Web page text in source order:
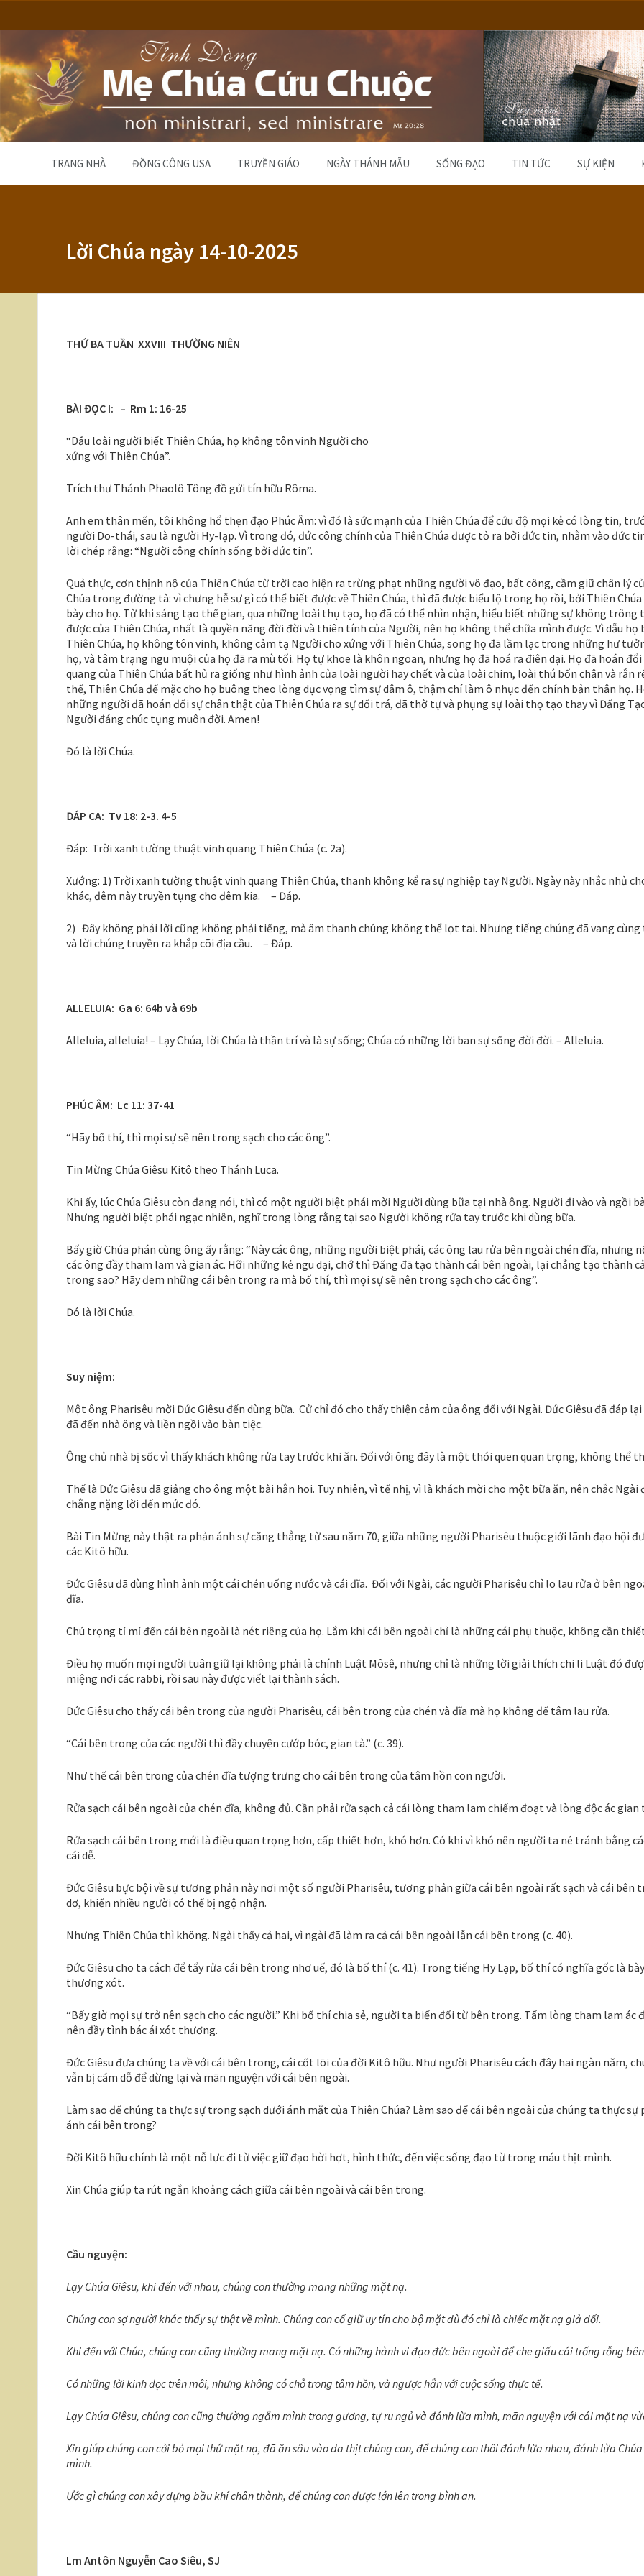
TRANG NHÀ ĐỒNG CÔNG USA TRUYỀN GIÁO NGÀY THÁNH MẪU SỐNG ĐẠO TIN TỨC SỰ KIỆN
Lời Chúa ngày 14-10-2025
THỨ BA TUẦN XXVIII THƯỜNG NIÊN
BÀI ĐỌC I: – Rm 1: 16-25
“Dẫu loài người biết Thiên Chúa, họ không tôn vinh Người cho
xứng với Thiên Chúa”.
Trích thư Thánh Phaolô Tông đồ gửi tín hữu Rôma.
Anh em thân mến, tôi không hổ thẹn đạo Phúc Âm: vì đó là sức mạnh của Thiên Chúa để cứu độ mọi kẻ có lòng tin,
người Do-thái, sau là người Hy-lạp. Vì trong đó, đức công chính của Thiên Chúa được tỏ ra bởi đức tin, nhằm vào đức
lời chép rằng: “Người công chính sống bởi đức tin”.
Quả thực, cơn thịnh nộ của Thiên Chúa từ trời cao hiện ra trừng phạt những người vô đạo, bất công, cầm giữ chân lý
Chúa trong đường tà: vì chưng hễ sự gì có thể biết được về Thiên Chúa, thì đã được biểu lộ trong họ rồi, bởi Thiên
bày cho họ. Từ khi sáng tạo thế gian, qua những loài thụ tạo, họ đã có thể nhìn nhận, hiểu biết những sự không trông
được của Thiên Chúa, nhất là quyền năng đời đời và thiên tính của Người, nên họ không thể chữa mình được. Vì dẫu họ
Thiên Chúa, họ không tôn vinh, không cảm tạ Người cho xứng với Thiên Chúa, song họ đã lầm lạc trong những hư
họ, và tâm trạng ngu muội của họ đã ra mù tối. Họ tự khoe là khôn ngoan, nhưng họ đã hoá ra điên dại. Họ đã hoán đổi
quang của Thiên Chúa bất hủ ra giống như hình ảnh của loài người hay chết và của loài chim, loài thú bốn chân và rắn
thế, Thiên Chúa để mặc cho họ buông theo lòng dục vọng tìm sự dâm ô, thậm chí làm ô nhục đến chính bản thân họ.
những người đã hoán đổi sự chân thật của Thiên Chúa ra sự dối trá, đã thờ tự và phụng sự loài thọ tạo thay vì Đấng
Người đáng chúc tụng muôn đời. Amen!
Đó là lời Chúa.
ĐÁP CA: Tv 18: 2-3. 4-5
Đáp: Trời xanh tường thuật vinh quang Thiên Chúa (c. 2a).
Xướng: 1) Trời xanh tường thuật vinh quang Thiên Chúa, thanh không kể ra sự nghiệp tay Người. Ngày này nhắc nhủ
khác, đêm này truyền tụng cho đêm kia. – Đáp.
2) Đây không phải lời cũng không phải tiếng, mà âm thanh chúng không thể lọt tai. Nhưng tiếng chúng đã vang
và lời chúng truyền ra khắp cõi địa cầu. – Đáp.
ALLELUIA: Ga 6: 64b và 69b
Alleluia, alleluia! – Lạy Chúa, lời Chúa là thần trí và là sự sống; Chúa có những lời ban sự sống đời đời. – Alleluia.
PHÚC ÂM: Lc 11: 37-41
“Hãy bố thí, thì mọi sự sẽ nên trong sạch cho các ông”.
Tin Mừng Chúa Giêsu Kitô theo Thánh Luca.
Khi ấy, lúc Chúa Giêsu còn đang nói, thì có một người biệt phái mời Người dùng bữa tại nhà ông. Người đi vào và ngồi
Nhưng người biệt phái ngạc nhiên, nghĩ trong lòng rằng tại sao Người không rửa tay trước khi dùng bữa.
Bấy giờ Chúa phán cùng ông ấy rằng: “Này các ông, những người biệt phái, các ông lau rửa bên ngoài chén đĩa, nhưng
các ông đầy tham lam và gian ác. Hỡi những kẻ ngu dại, chớ thì Đấng đã tạo thành cái bên ngoài, lại chẳng tạo thành
trong sao? Hãy đem những cái bên trong ra mà bố thí, thì mọi sự sẽ nên trong sạch cho các ông”.
Đó là lời Chúa.
Suy niệm:
Một ông Pharisêu mời Đức Giêsu đến dùng bữa. Cử chỉ đó cho thấy thiện cảm của ông đối với Ngài. Đức Giêsu đã đáp
đã đến nhà ông và liền ngồi vào bàn tiệc.
Ông chủ nhà bị sốc vì thấy khách không rửa tay trước khi ăn. Đối với ông đây là một thói quen quan trọng, không thể
Thế là Đức Giêsu đã giảng cho ông một bài hẳn hoi. Tuy nhiên, vì tế nhị, vì là khách mời cho một bữa ăn, nên chắc Ngài
chẳng nặng lời đến mức đó.
Bài Tin Mừng này thật ra phản ánh sự căng thẳng từ sau năm 70, giữa những người Pharisêu thuộc giới lãnh đạo hội
các Kitô hữu.
Đức Giêsu đã dùng hình ảnh một cái chén uống nước và cái đĩa. Đối với Ngài, các người Pharisêu chỉ lo lau rửa ở bên
đĩa.
Chú trọng tỉ mỉ đến cái bên ngoài là nét riêng của họ. Lắm khi cái bên ngoài chỉ là những cái phụ thuộc, không cần
Điều họ muốn mọi người tuân giữ lại không phải là chính Luật Môsê, nhưng chỉ là những lời giải thích chi li Luật đó
miệng nơi các rabbi, rồi sau này được viết lại thành sách.
Đức Giêsu cho thấy cái bên trong của người Pharisêu, cái bên trong của chén và đĩa mà họ không để tâm lau rửa.
“Cái bên trong của các người thì đầy chuyện cướp bóc, gian tà.” (c. 39).
Như thế cái bên trong của chén đĩa tượng trưng cho cái bên trong của tâm hồn con người.
Rửa sạch cái bên ngoài của chén đĩa, không đủ. Cần phải rửa sạch cả cái lòng tham lam chiếm đoạt và lòng độc ác gian
Rửa sạch cái bên trong mới là điều quan trọng hơn, cấp thiết hơn, khó hơn. Có khi vì khó nên người ta né tránh bằng
cái dễ.
Đức Giêsu bực bội về sự tương phản này nơi một số người Pharisêu, tương phản giữa cái bên ngoài rất sạch và cái bên
dơ, khiến nhiều người có thể bị ngộ nhận.
Nhưng Thiên Chúa thì không. Ngài thấy cả hai, vì ngài đã làm ra cả cái bên ngoài lẫn cái bên trong (c. 40).
Đức Giêsu cho ta cách để tẩy rửa cái bên trong nhơ uế, đó là bố thí (c. 41). Trong tiếng Hy Lạp, bố thí có nghĩa gốc là
thương xót.
“Bấy giờ mọi sự trở nên sạch cho các người.” Khi bố thí chia sẻ, người ta biến đổi từ bên trong. Tấm lòng tham lam ác
nên đầy tình bác ái xót thương.
Đức Giêsu đưa chúng ta về với cái bên trong, cái cốt lõi của đời Kitô hữu. Như người Pharisêu cách đây hai ngàn năm,
vẫn bị cám dỗ để dừng lại và mãn nguyện với cái bên ngoài.
Làm sao để chúng ta thực sự trong sạch dưới ánh mắt của Thiên Chúa? Làm sao để cái bên ngoài của chúng ta thực sự
ánh cái bên trong?
Đời Kitô hữu chính là một nỗ lực đi từ việc giữ đạo hời hợt, hình thức, đến việc sống đạo từ trong máu thịt mình.
Xin Chúa giúp ta rút ngắn khoảng cách giữa cái bên ngoài và cái bên trong.
Cầu nguyện:
Lạy Chúa Giêsu, khi đến với nhau, chúng con thường mang những mặt nạ.
Chúng con sợ người khác thấy sự thật về mình. Chúng con cố giữ uy tín cho bộ mặt dù đó chỉ là chiếc mặt nạ giả dối.
Khi đến với Chúa, chúng con cũng thường mang mặt nạ. Có những hành vi đạo đức bên ngoài để che giấu cái trống rỗng
Có những lời kinh đọc trên môi, nhưng không có chỗ trong tâm hồn, và ngược hẳn với cuộc sống thực tế.
Lạy Chúa Giêsu, chúng con cũng thường ngắm mình trong gương, tự ru ngủ và đánh lừa mình, mãn nguyện với cái mặt nạ
Xin giúp chúng con cởi bỏ mọi thứ mặt nạ, đã ăn sâu vào da thịt chúng con, để chúng con thôi đánh lừa nhau, đánh lừa
mình.
Ước gì chúng con xây dựng bầu khí chân thành, để chúng con được lớn lên trong bình an.
Lm Antôn Nguyễn Cao Siêu, SJ